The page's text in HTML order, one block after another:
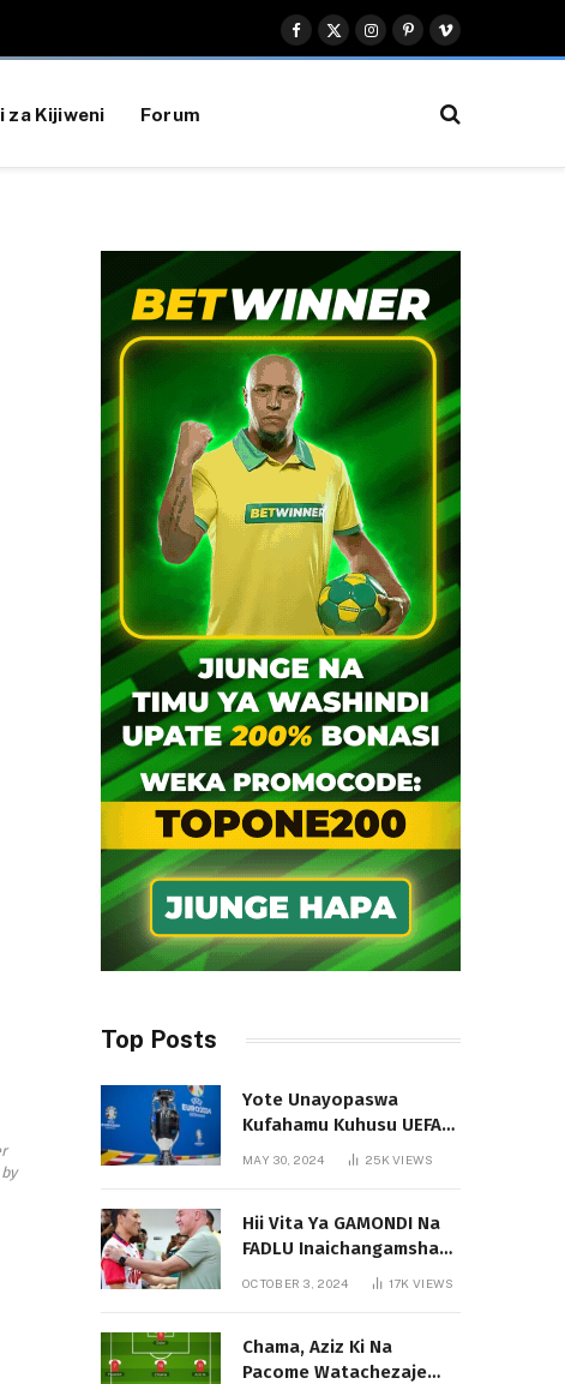
Facebook
X
(Twitter)
Instagram
Pinterest
Vimeo
za Kijiweni Forum
Top Posts
Yote Unayopaswa
Kufahamu Kuhusu UEFA
EURO 2024 German
MAY 30, 2024 25KVIEWS
Hii Vita Ya GAMONDI Na
FADLU Inaichangamsha
OCTOBER 3, 2024 17KVIEWS
Chama, Aziz Ki Na
Pacome Watachezaje